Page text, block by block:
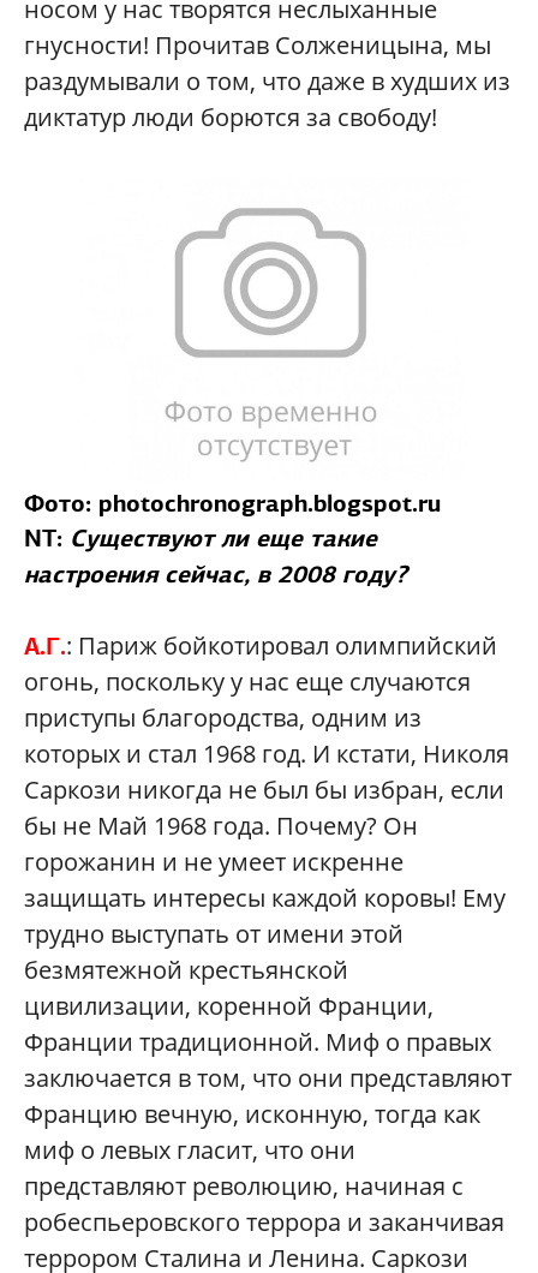
носом у нас творятся неслыханные
гнусности! Прочитав Солженицына, мы
раздумывали о том, что даже в худших из
диктатур люди борются за свободу!
Фото: photochronograph.blogspot.ru
NT: Существуют ли еще такие
настроения сейчас, в 2008 году?
А.Г.: Париж бойкотировал олимпийский
огонь, поскольку у нас еще случаются
приступы благородства, одним из
которых и стал 1968 год. И кстати, Николя
Саркози никогда не был бы избран, если
бы не Май 1968 года. Почему? Он
горожанин и не умеет искренне
защищать интересы каждой коровы! Ему
трудно выступать от имени этой
безмятежной крестьянской
цивилизации, коренной Франции,
Франции традиционной. Миф о правых
заключается в том, что они представляют
Францию вечную, исконную, тогда как
миф о левых гласит, что они
представляют революцию, начиная с
робеспьеровского террора и заканчивая
террором Сталина и Ленина. Саркози